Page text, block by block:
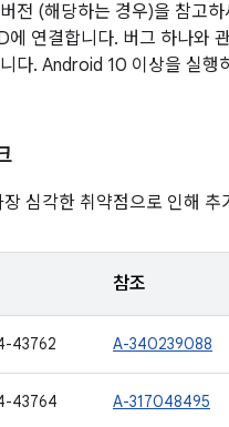
전 (해당하는 경우)을 참고
에 연결합니다. 버그 하나와
다. Android 10 이상을 실행
심각한 취약점으로 인해
참조
43762 A-340239088
43764 A-317048495